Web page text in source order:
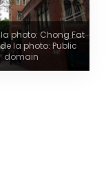
photo: Chong Fat
la photo: Public
domain